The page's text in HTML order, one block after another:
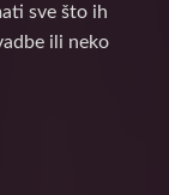
sve što ih
ili neko